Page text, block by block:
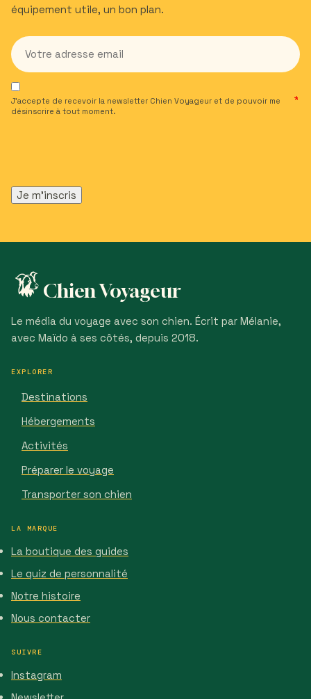
équipement utile, un bon plan.
J’accepte de recevoir la newsletter Chien Voyageur et de pouvoir me
désinscrire à tout moment.
Chien Voyageur
Le média du voyage avec son chien. Écrit par Mélanie,
avec Maïdo à ses côtés, depuis 2018.
EXPLORER
Destinations
Hébergements
Activités
Préparer le voyage
Transporter son chien
LA MARQUE
La boutique des guides
Le quiz de personnalité
Notre histoire
Nous contacter
SUIVRE
Instagram